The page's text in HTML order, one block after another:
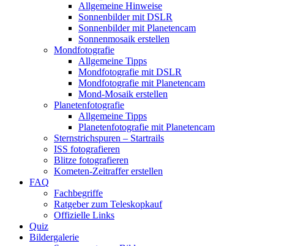
Allgemeine Hinweise
Sonnenbilder mit DSLR
Sonnenbilder mit Planetencam
Sonnenmosaik erstellen
Mondfotografie
Allgemeine Tipps
Mondfotografie mit DSLR
Mondfotografie mit Planetencam
Mond-Mosaik erstellen
Planetenfotografie
Allgemeine Tipps
Planetenfotografie mit Planetencam
Sternstrichspuren – Startrails
ISS fotografieren
Blitze fotografieren
Kometen-Zeitraffer erstellen
FAQ
Fachbegriffe
Ratgeber zum Teleskopkauf
Offizielle Links
Quiz
Bildergalerie